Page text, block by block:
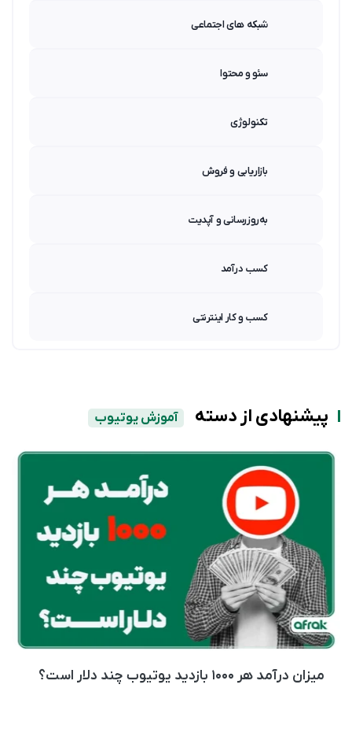
شبکه های اجتماعی
سئو و محتوا
تکنولوژی
بازاریابی و فروش
به‌روزرسانی و آپدیت
کسب درآمد
کسب و کار اینترنتی
پیشنهادی از دسته آموزش یوتیوب
میزان درآمد هر ۱۰۰۰ بازدید یوتیوب چند دلار است؟